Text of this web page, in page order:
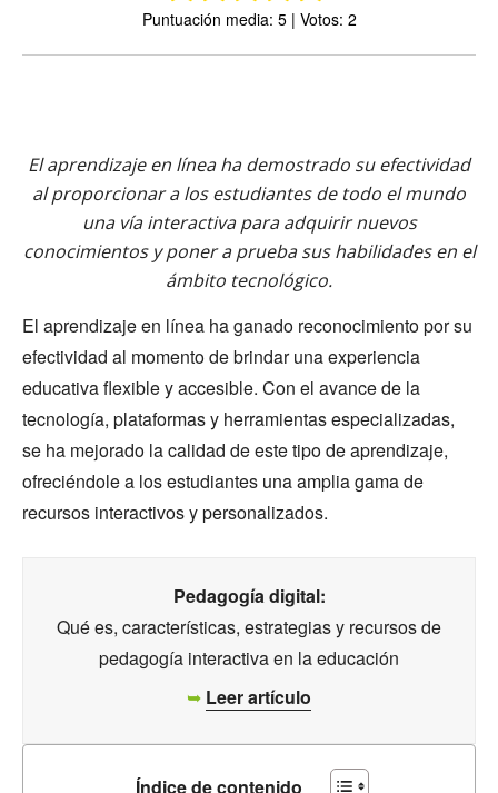
Puntuación media: 5 | Votos: 2
El aprendizaje en línea ha demostrado su efectividad
al proporcionar a los estudiantes de todo el mundo
una vía interactiva para adquirir nuevos
conocimientos y poner a prueba sus habilidades en el
ámbito tecnológico.
El aprendizaje en línea ha ganado reconocimiento por su
efectividad al momento de brindar una experiencia
educativa flexible y accesible. Con el avance de la
tecnología, plataformas y herramientas especializadas,
se ha mejorado la calidad de este tipo de aprendizaje,
ofreciéndole a los estudiantes una amplia gama de
recursos interactivos y personalizados.
Pedagogía digital:
Qué es, características, estrategias y recursos de
pedagogía interactiva en la educación
➥ Leer artículo
Índice de contenido